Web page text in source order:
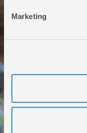
Marketing